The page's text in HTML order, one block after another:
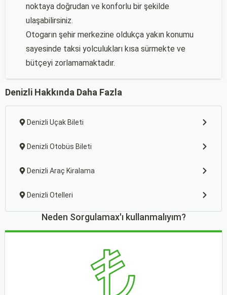
noktaya doğrudan ve konforlu bir şekilde
ulaşabilirsiniz.
Otogarın şehir merkezine oldukça yakın konumu
sayesinde taksi yolculukları kısa sürmekte ve
bütçeyi zorlamamaktadır.
Denizli Hakkında Daha Fazla
Denizli Uçak Bileti
Denizli Otobüs Bileti
Denizli Araç Kiralama
Denizli Otelleri
Neden Sorgulamax'ı kullanmalıyım?